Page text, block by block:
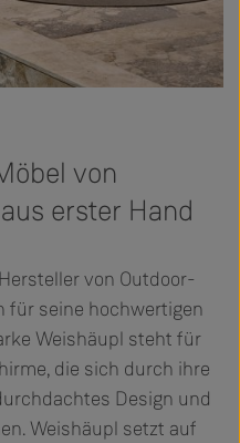
von
erster Hand
von Outdoor-
für seine hochwertigen
Weishäupl steht für
die sich durch ihre
Design und
Weishäupl setzt auf